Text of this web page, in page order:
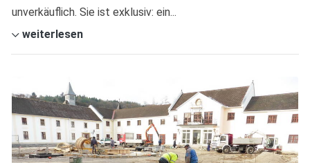
unverkäuflich. Sie ist exklusiv: ein...
weiterlesen